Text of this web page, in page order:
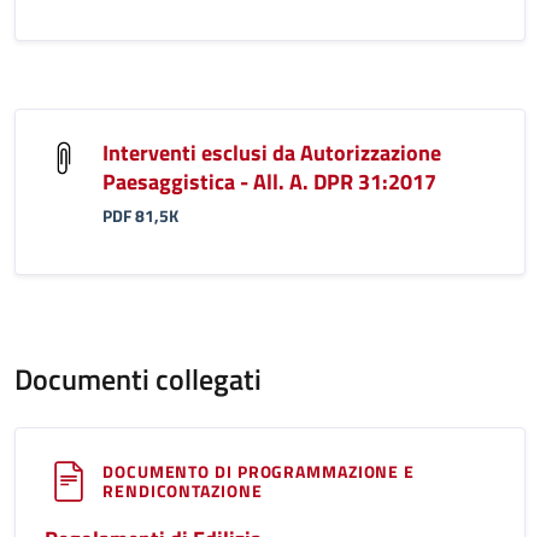
Interventi esclusi da Autorizzazione
Paesaggistica - All. A. DPR 31:2017
PDF 81,5K
Documenti collegati
DOCUMENTO DI PROGRAMMAZIONE E
RENDICONTAZIONE